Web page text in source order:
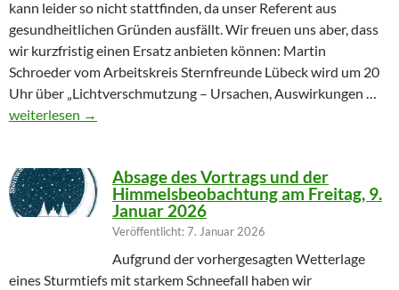
kann leider so nicht stattfinden, da unser Referent aus
gesundheitlichen Gründen ausfällt. Wir freuen uns aber, dass
wir kurzfristig einen Ersatz anbieten können: Martin
Schroeder vom Arbeitskreis Sternfreunde Lübeck wird um 20
Uhr über „Lichtverschmutzung – Ursachen, Auswirkungen …
Geändertes Vortragsthema 06.03.2026
weiterlesen →
Absage des Vortrags und der
Himmelsbeobachtung am Freitag, 9.
Januar 2026
Veröffentlicht: 7. Januar 2026
Aufgrund der vorhergesagten Wetterlage
eines Sturmtiefs mit starkem Schneefall haben wir